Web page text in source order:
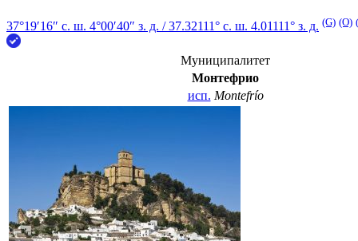
37°19′16″ с. ш. 4°00′40″ з. д. /37.32111° с. ш. 4.01111° з. д. (G) (O)
Муниципалитет
Монтефрио
исп. Montefrío